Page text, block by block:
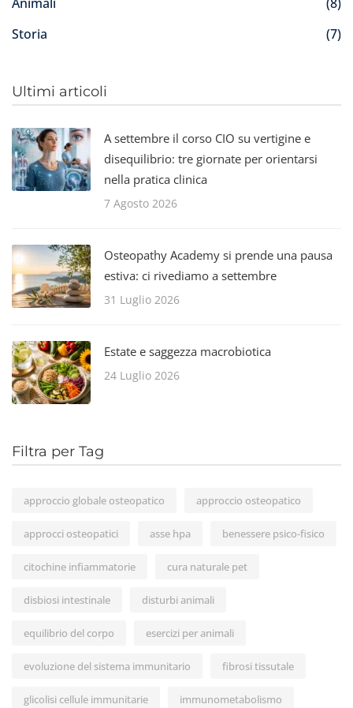
Storia
(7)
Ultimi articoli
A settembre il corso CIO su vertigine e
disequilibrio: tre giornate per orientarsi
nella pratica clinica
7 Agosto 2026
Osteopathy Academy si prende una pausa
estiva: ci rivediamo a settembre
31 Luglio 2026
Estate e saggezza macrobiotica
24 Luglio 2026
Filtra per Tag
approccio globale osteopatico approccio osteopatico
approcci osteopatici asse hpa benessere psico-fisico
citochine infiammatorie cura naturale pet
disbiosi intestinale disturbi animali
equilibrio del corpo esercizi per animali
evoluzione del sistema immunitario fibrosi tissutale
glicolisi cellule immunitarie immunometabolismo